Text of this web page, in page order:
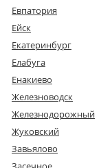
Евпатория
Ейск
Екатеринбург
Елабуга
Енакиево
Железноводск
Железнодорожный
Жуковский
Завьялово